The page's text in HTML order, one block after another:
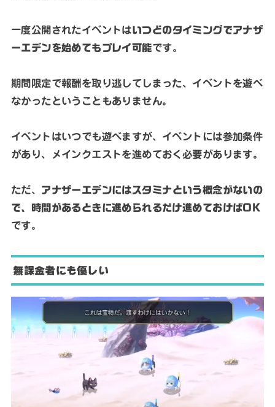
一度公開されたイベントはいつどのタイミングでアナザ
ーエデンを始めてもプレイ可能です。
期間限定で報酬を取り逃してしまった、イベントを遊べ
なかったということもありません。
イベントはいつでも遊べますが、イベントには参加条件
があり、メインクエストを進めておく必要があります。
ただ、 アナザーエデンにはスタミナという概念がないの
で、時間があるときに進められるだけ進めておけばOK
です。
無課金者にも優しい